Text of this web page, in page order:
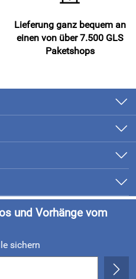
Lieferung ganz bequem an
einen von über 7.500 GLS
Paketshops
und Vorhänge vom
sichern